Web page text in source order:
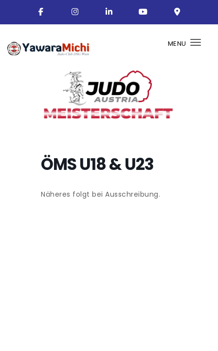
MENU
ÖMS U18 & U23
Näheres folgt bei Ausschreibung.